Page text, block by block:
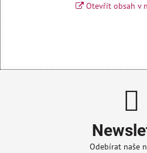
Otevřít obsah v
Odebírat naše